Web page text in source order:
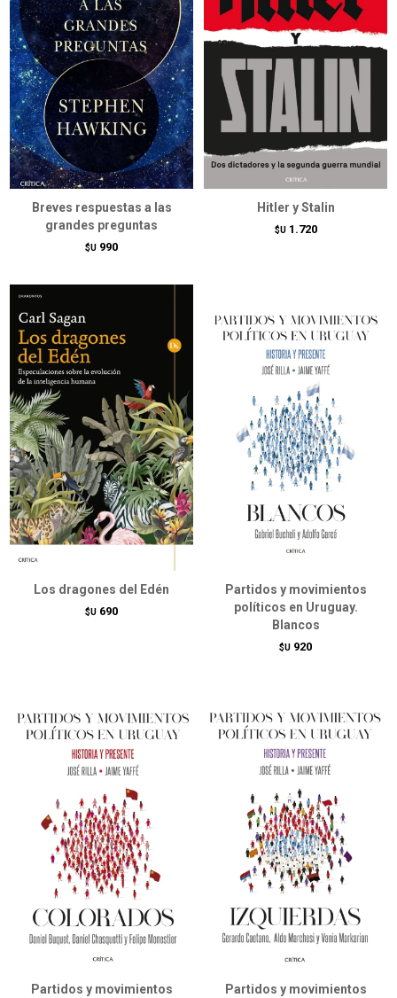
Breves respuestas a las
grandes preguntas
$U 990
Hitler y Stalin
$U 1.720
Los dragones del Edén
$U 690
Partidos y movimientos
políticos en Uruguay.
Blancos
$U 920
Partidos y movimientos
Partidos y movimientos